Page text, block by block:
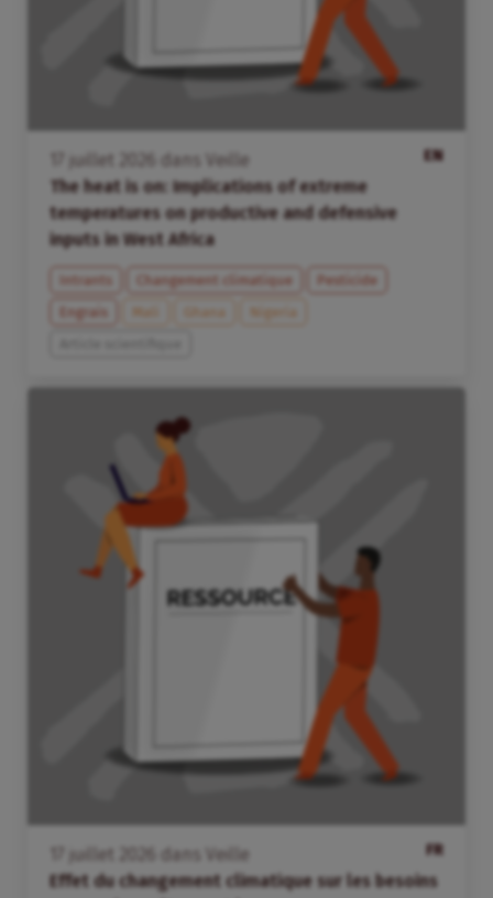
EN
juillet dans
Veille
The heat is on: Implications of extreme
temperatures on productive and defensive
inputs in West Africa
Intrants Changement climatique
Pesticide
Engrais
Mali Ghana
Nigeria
FR
juillet dans
Veille
Effet du changement climatique sur les besoins